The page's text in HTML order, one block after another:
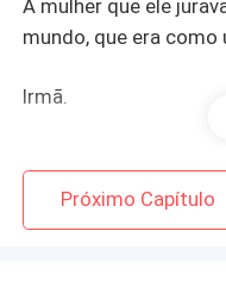
A mulher que ele
mundo, que era como
Irmã.
quebrada.
Próximo Capítulo